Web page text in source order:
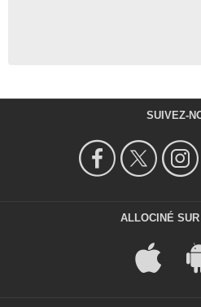
SUIVEZ-
ALLOCINÉ